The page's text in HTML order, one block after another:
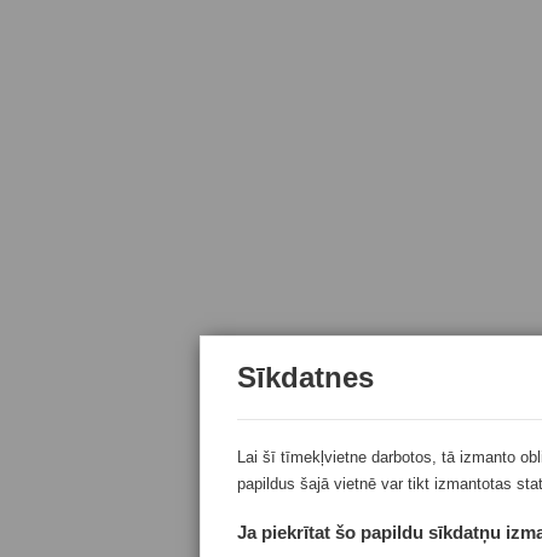
Sīkdatnes
Lai šī tīmekļvietne darbotos, tā izmanto
papildus šajā vietnē var tikt izmantotas
Ja piekrītat šo papildu sīkdatņu